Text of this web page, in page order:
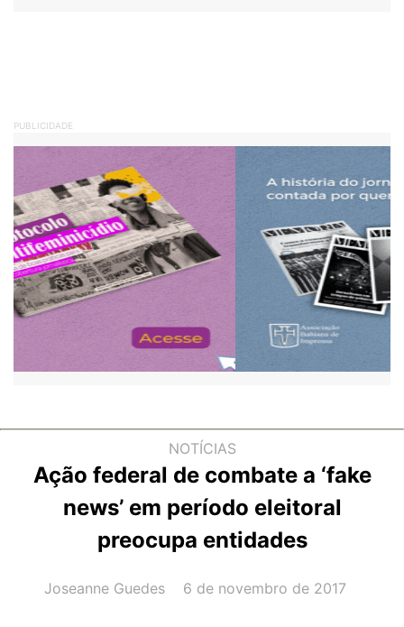
PUBLICIDADE
NOTÍCIAS
Ação federal de combate a ‘fake
news’ em período eleitoral
preocupa entidades
AUTOR(A):
Joseanne Guedes DATA:
6 de novembro de 2017